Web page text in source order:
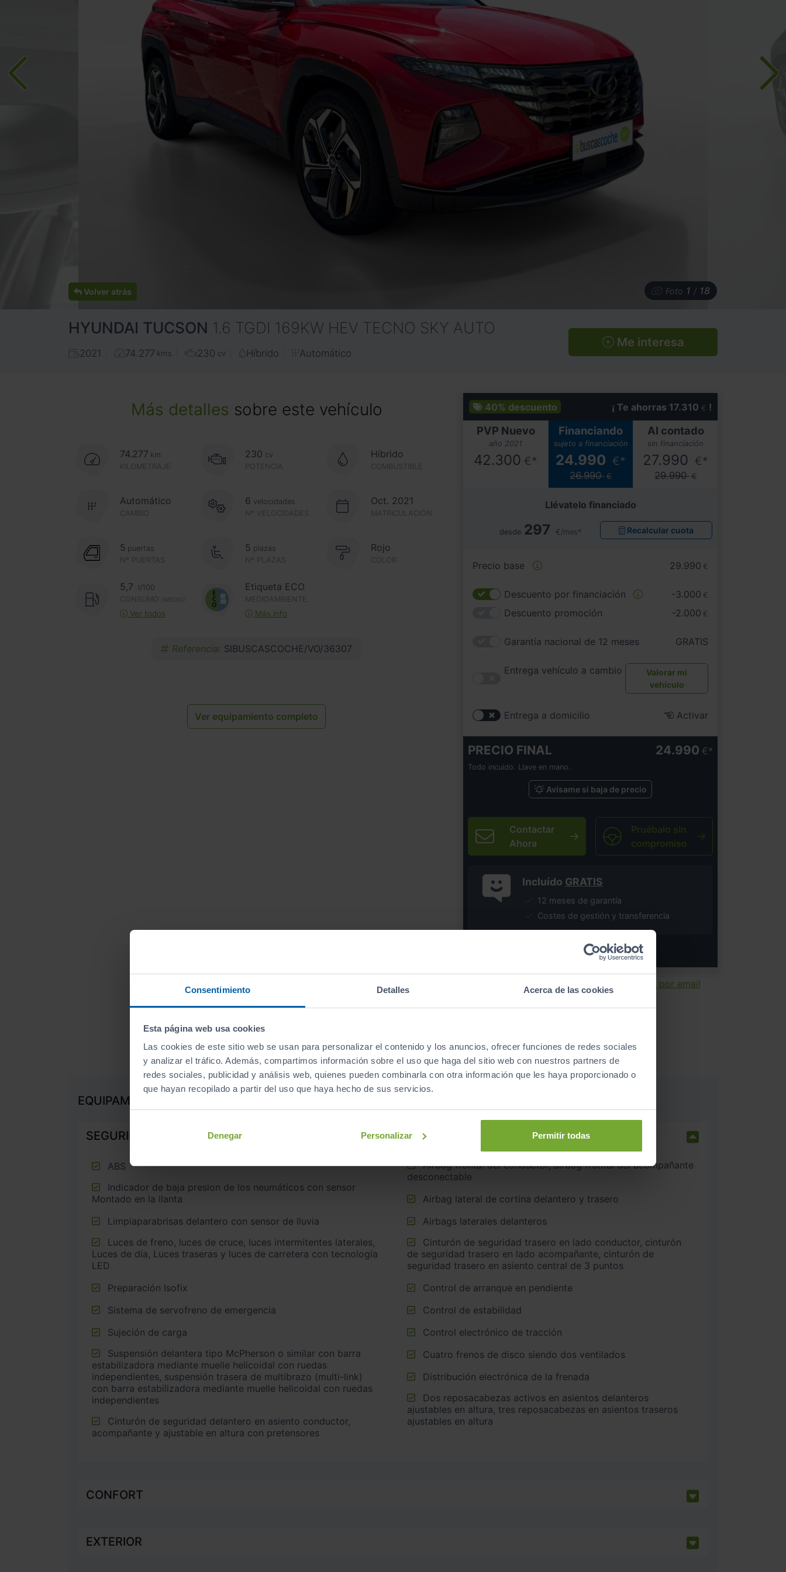
Consentimiento Detalles Acerca de las cookies
Esta página web usa cookies
Las cookies de este sitio web se usan para personalizar el contenido y los anuncios, ofrecer funciones de redes sociales
y analizar el tráfico. Además, compartimos información sobre el uso que haga del sitio web con nuestros partners de
redes sociales, publicidad y análisis web, quienes pueden combinarla con otra información que les haya proporcionado o
que hayan recopilado a partir del uso que haya hecho de sus servicios.
Denegar Personalizar Permitir todas
Volver atrás Foto 1 / 18
HYUNDAI TUCSON 1.6 TGDI 169KW HEV TECNO SKY AUTO
2021 74.277 kms 230 cv Híbrido Automático
Me interesa
Más detalles sobre este vehículo
74.277 km
KILOMETRAJE
230 cv
POTENCIA
Híbrido
COMBUSTIBLE
CAMBIO
Automático
Nº VELOCIDADES
6 velocidades Oct. 2021
MATRICULACIÓN
Nº PUERTAS
5 puertas
Nº PLAZAS
5 plazas Rojo
COLOR
5,7
l/100
CONSUMO
(MEDIO)
Ver todos
Etiqueta ECO
MEDIOAMBIENTE
Más info
Referencia: SIBUSCASCOCHE/VO/36307
Ver equipamiento completo
40% descuento ¡ Te ahorras 17.310 € !
PVP Nuevo
año 2021
42.300 €*
Financiando
sujeto a financiación
24.990 €*
26.990 €
Al contado
sin financiación
27.990 €*
29.990 €
Llévatelo financiado
desde 297 €/mes* Recalcular cuota
Precio base 29.990 €
Descuento por financiación -3.000 €
Descuento promoción -2.000 €
Garantía nacional de 12 meses GRATIS
Entrega vehículo a cambio
Valorar mi
vehículo
Entrega a domicilio Activar
PRECIO FINAL 24.990 €
Todo incuido. Llave en mano.
Avísame si baja de precio
Contactar
Ahora
Pruébalo sin
compromiso
Incluído GRATIS
12 meses de garantía
Costes de gestión y transferencia
* Precio válido salvo error tipográfico.
Imprimir ficha Enviar por email
Equipamientode este vehículo
EQUIPAMIENTO DE SERIE
SEGURIDAD
ABS
Montado en la llanta
Limpiaparabrisas delantero con sensor de lluvia
Luces de día, Luces traseras y luces de carretera con tecnología
LED
Preparación Isofix
Sistema de servofreno de emergencia
Sujeción de carga
estabilizadora mediante muelle helicoidal con ruedas
independientes, suspensión trasera de multibrazo (multi-link)
con barra estabilizadora mediante muelle helicoidal con ruedas
independientes
acompañante y ajustable en altura con pretensores
Airbag frontal del conductor, airbag frontal del acompañante
desconectable
Airbag lateral de cortina delantero y trasero
Airbags laterales delanteros
de seguridad trasero en lado acompañante, cinturón de
seguridad trasero en asiento central de 3 puntos
Control de arranque en pendiente
Control de estabilidad
Control electrónico de tracción
Cuatro frenos de disco siendo dos ventilados
Distribución electrónica de la frenada
ajustables en altura, tres reposacabezas en asientos traseros
ajustables en altura
CONFORT
EXTERIOR